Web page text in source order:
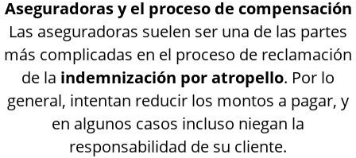
Aseguradoras y el proceso de compensación
Las aseguradoras suelen ser una de las partes
más complicadas en el proceso de reclamación
de la indemnización por atropello. Por lo
general, intentan reducir los montos a pagar, y
en algunos casos incluso niegan la
responsabilidad de su cliente.